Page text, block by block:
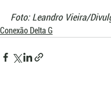
Foto: Leandro Vieira/
Conexão Delta G